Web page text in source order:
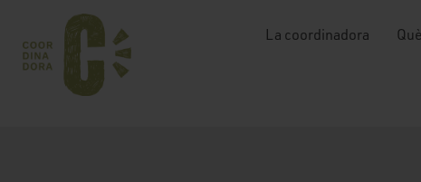
La coordinadora